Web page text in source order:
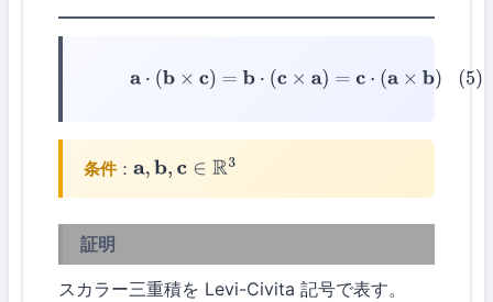
(5)a (b×c) = b⋅( c× a)= c⋅( a× b )
条件：a,b,c∈R3
証明
スカラー三重積を Levi-Civita 記号で表す。